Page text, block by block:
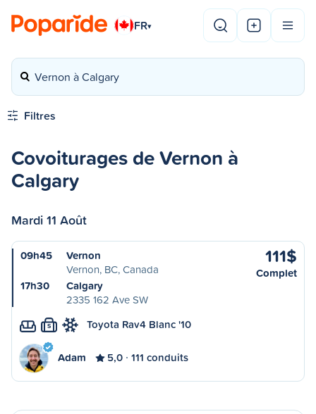
FR▾
Vernon à Calgary
Filtres
Covoiturages de Vernon à
Calgary
Mardi 11 Août
09h45
Vernon
Vernon, BC, Canada
17h30
Calgary
2335 162 Ave SW
111$
Complet
S Toyota Rav4 Blanc '10
Adam 5,0 111 conduits